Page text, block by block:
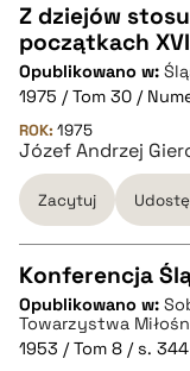
CZYSTY TEKST
pobierz cytat
BIBTEX
pobierz cytat
Z dziejów
początkach
Opublikowano w:
1975 / Tom 30 /
ROK: 1975
Józef Andrzej
Zacytuj
CZYSTY TEKST
Konferencja
Opublikowano w:
Towarzystwa
1953 / Tom 8 / s.